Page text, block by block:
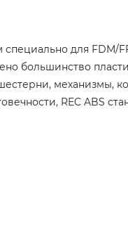
для FDM/
большинство
механизмы,
REC ABS